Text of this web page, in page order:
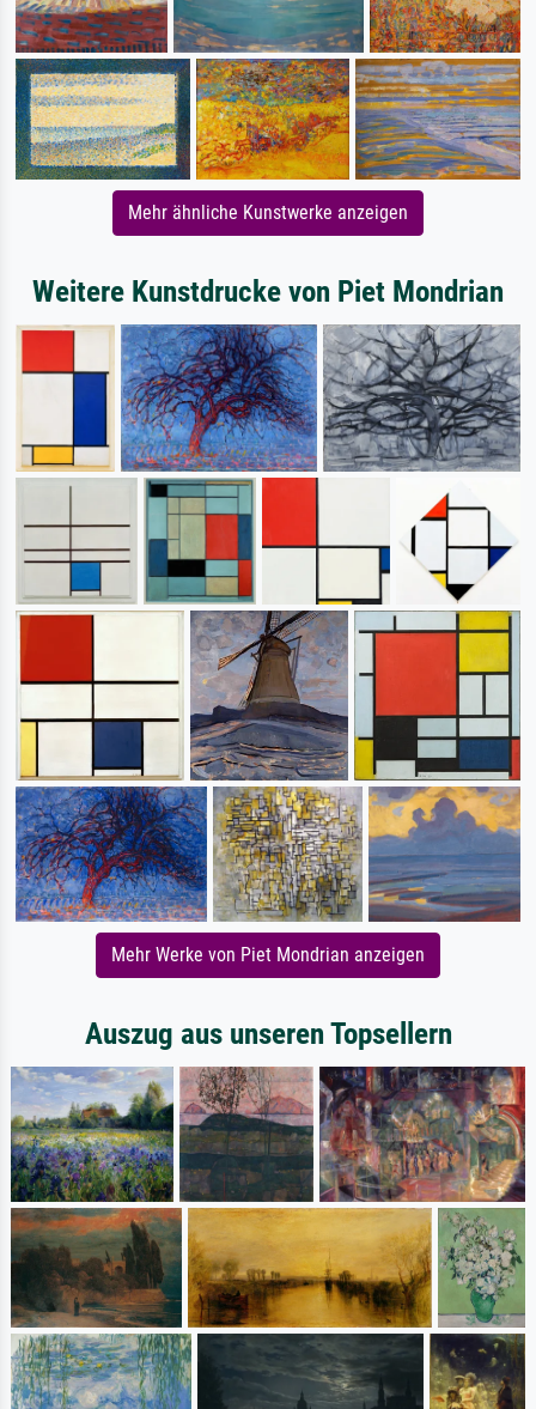
Mehr ähnliche Kunstwerke anzeigen
Weitere Kunstdrucke von Piet Mondrian
Mehr Werke von Piet Mondrian anzeigen
Auszug aus unseren Topsellern